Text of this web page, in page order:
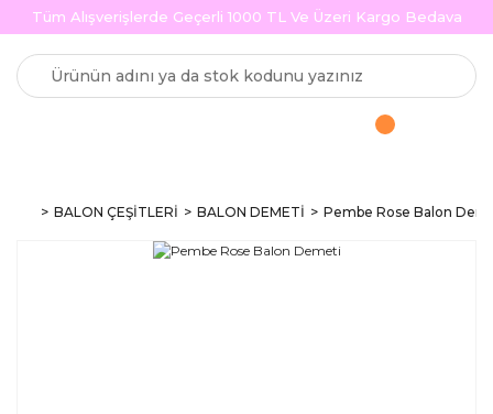
Tüm Alışverişlerde Geçerli 1000 TL Ve Üzeri Kargo Bedava
BALON ÇEŞİTLERİ BALON DEMETİ Pembe Rose Balon